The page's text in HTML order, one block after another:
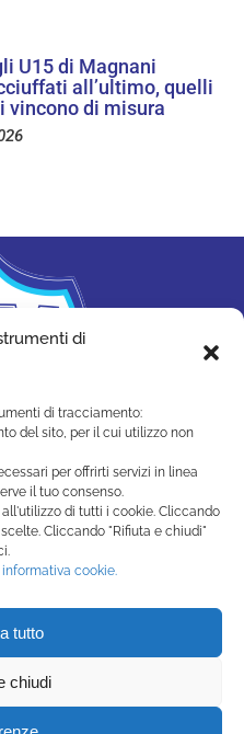
di
di tracciamento:
del sito, per il cui utilizzo non
per offrirti servizi in linea
il tuo consenso.
di tutti i cookie. Cliccando
Cliccando "Rifiuta e chiudi"
informativa cookie.
tutto
chiudi
U15 di Magnani
all’ultimo, quelli
vincono di misura
ACADEMY
17 47890
990515 -
Cookie Policy